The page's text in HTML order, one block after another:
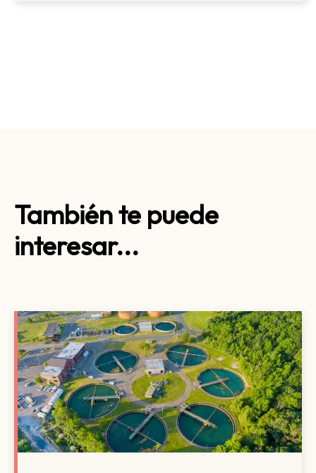
También te puede
interesar...